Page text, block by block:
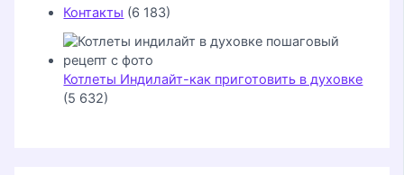
Контакты (6 183)
Котлеты Индилайт-как приготовить в духовке
(5 632)